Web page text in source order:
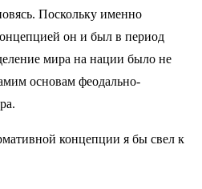
Поскольку именно
он и был в период
мира на нации было не
основам феодально-
концепции я бы свел к